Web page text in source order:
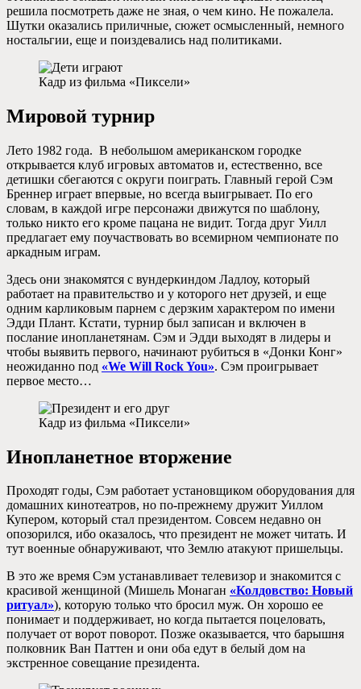
решила посмотреть даже не зная, о чем кино. Не пожалела.
Шутки оказались приличные, сюжет осмысленный, немного
ностальгии, еще и поиздевались над политиками.
Кадр из фильма «Пиксели»
Мировой турнир
Лето 1982 года. В небольшом американском городке
открывается клуб игровых автоматов и, естественно, все
детишки сбегаются с округи поиграть. Главный герой Сэм
Бреннер играет впервые, но всегда выигрывает. По его
словам, в каждой игре персонажи движутся по шаблону,
только никто его кроме пацана не видит. Тогда друг Уилл
предлагает ему поучаствовать во всемирном чемпионате по
аркадным играм.
Здесь они знакомятся с вундеркиндом Ладлоу, который
работает на правительство и у которого нет друзей, и еще
одним карликовым парнем с дерзким характером по имени
Эдди Плант. Кстати, турнир был записан и включен в
послание инопланетянам. Сэм и Эдди выходят в лидеры и
чтобы выявить первого, начинают рубиться в «Донки Конг»
неожиданно под «We Will Rock You». Сэм проигрывает
первое место…
Кадр из фильма «Пиксели»
Инопланетное вторжение
Проходят годы, Сэм работает установщиком оборудования для
домашних кинотеатров, но по-прежнему дружит Уиллом
Купером, который стал президентом. Совсем недавно он
опозорился, ибо оказалось, что президент не может читать. И
тут военные обнаруживают, что Землю атакуют пришельцы.
В это же время Сэм устанавливает телевизор и знакомится с
красивой женщиной (Мишель Монаган «Колдовство: Новый
ритуал»), которую только что бросил муж. Он хорошо ее
понимает и поддерживает, но когда пытается поцеловать,
получает от ворот поворот. Позже оказывается, что барышня
полковник Ван Паттен и они оба едут в белый дом на
экстренное совещание президента.